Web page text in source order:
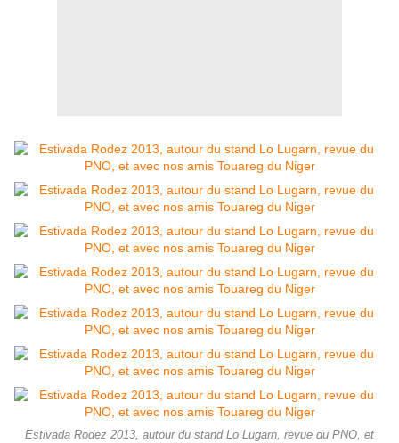
Estivada Rodez 2013, autour du stand Lo Lugarn, revue du PNO, et